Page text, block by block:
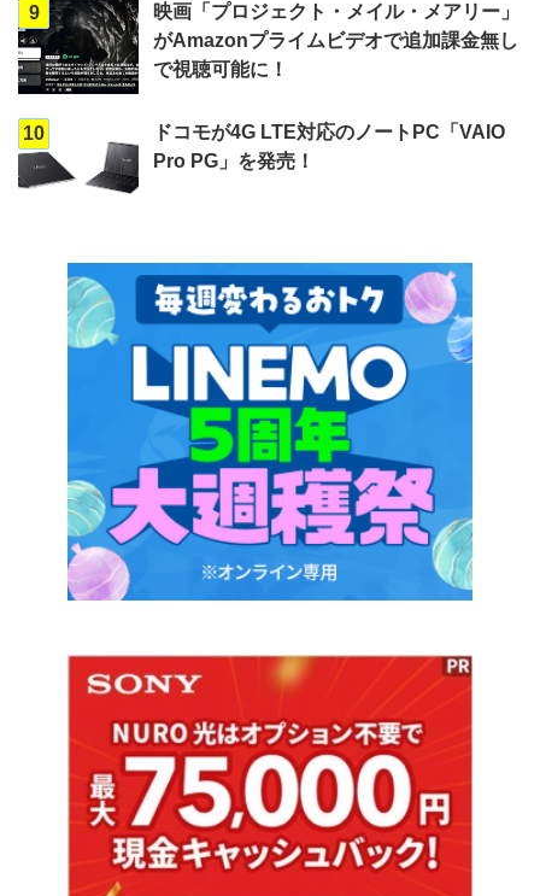
9
映画「プロジェクト・メイル・メアリー」
がAmazonプライムビデオで追加課金無し
で視聴可能に！
10
ドコモが4G LTE対応のノートPC「VAIO
Pro PG」を発売！